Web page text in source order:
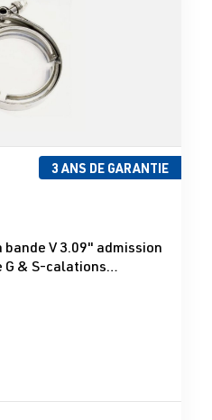
3 ANS DE GARANTIE
étoiles
V 3.09" admission
G & S-calations